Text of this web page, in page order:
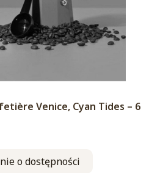
Venice, Cyan Tides – 6
o dostępności